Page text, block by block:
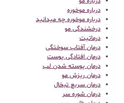
درباره موخوره
درباره موخوره چه میدانید
درخشندگی مو
درماتیت
درمان آفتاب سوختگی
درمان افتادگی پوست
درمان پوسته شدن لب
درمان ریزش مو
درمان سریع تبخال
درمان شوره سر